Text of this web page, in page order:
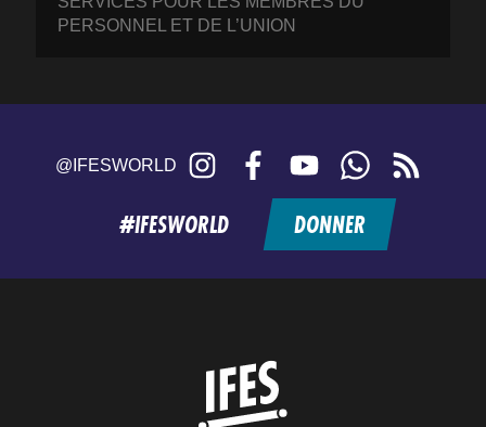
PERSONNEL ET DE L’UNION
@IFESWORLD Instagram FacebookYouTubeWhatsApp
feed
#IFESWORLD DONNER